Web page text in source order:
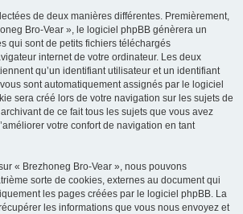
de deux manières différentes. Premièrement,
Bro-Vear », le logiciel phpBB génèrera un
qui sont de petits fichiers téléchargés
internet de votre ordinateur. Les deux
qu’un identifiant utilisateur et un identifiant
sont automatiquement assignés par le logiciel
sera créé lors de votre navigation sur les sujets de
de ce fait tous les sujets que vous avez
votre confort de navigation en tant
« Brezhoneg Bro-Vear », nous pouvons
sorte de cookies, externes au document qui
les pages créées par le logiciel phpBB. La
les informations que vous nous envoyez et